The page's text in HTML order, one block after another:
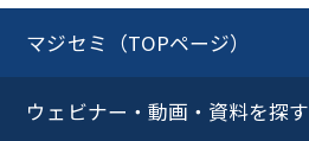
マジセミ（TOPページ）
ウェビナー・動画・資料を探す